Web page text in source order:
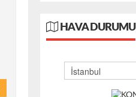
HAVA DURUMU